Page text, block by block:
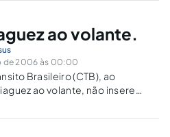
ao volante.
de 2006 às 00:00
Brasileiro (CTB), ao
ao volante, não insere
ou de efeito análogo (taxa